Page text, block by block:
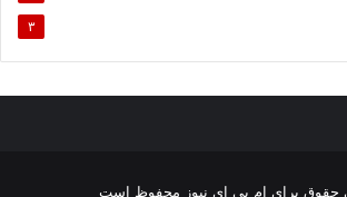
۳
حقوق برای ام بی ای نیوز محفوظ است